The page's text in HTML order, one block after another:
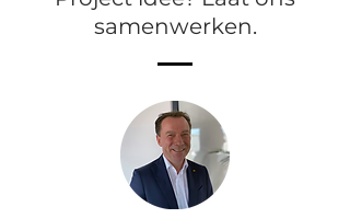
samenwerken.